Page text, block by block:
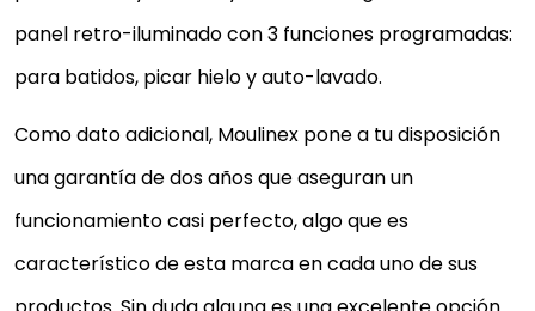
panel retro-iluminado con 3 funciones programadas:
para batidos, picar hielo y auto-lavado.
Como dato adicional, Moulinex pone a tu disposición
una garantía de dos años que aseguran un
funcionamiento casi perfecto, algo que es
característico de esta marca en cada uno de sus